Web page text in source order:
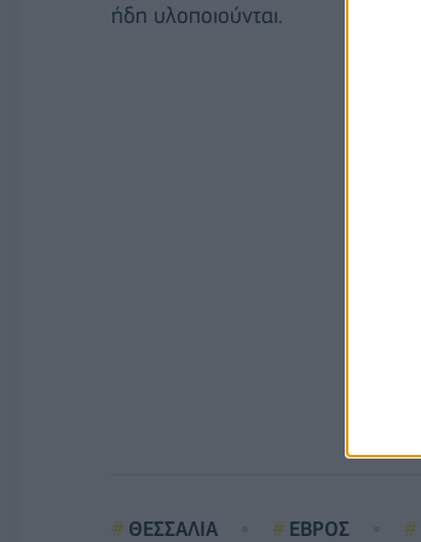
ήδη υλοποιούνται.
ΘΕΣΣΑΛΙΑ ΕΒΡΟΣ